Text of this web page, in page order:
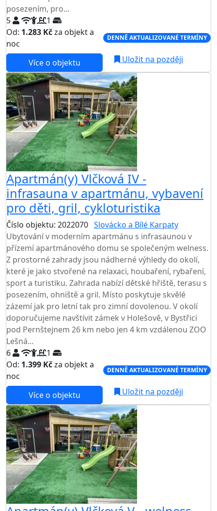
posezením, pro...
5
1
Od: 1.283 Kčza objekt a
noc
DENNĚ AKTUALIZOVANÉ TERMÍNY
Více o objektu Uložit na později
Apartmán(y) Vlčková IV -
infrasauna v apartmánu, vybavení
pro děti, gril, cykloturistika
Číslo objektu: 2022070 Slovácko a Bílé Karpaty
Ubytování v moderním apartmánu s infrasaunou v
přízemí apartmánového domu se společeným welness.
Z prostorné zahrady jsou nádherné výhledy do okolí,
které je jako stvořené na relaxaci, houbaření, rybaření,
sport a turistiku. Zahrada nabízí dětské hřiště, terasu s
posezením, ohniště a gril. Místo poskytuje skvělé
zázemí jak pro letní tak pro zimní dovolenou. V okolí
doporučujeme navštívit zámek v Holešově, v Bystřici
pod Pernštejnem 26 km nebo jen 4 km vzdálenou ZOO
Lešná...
6
1
Od: 1.399 Kčza objekt a
noc
DENNĚ AKTUALIZOVANÉ TERMÍNY
Více o objektu Uložit na později